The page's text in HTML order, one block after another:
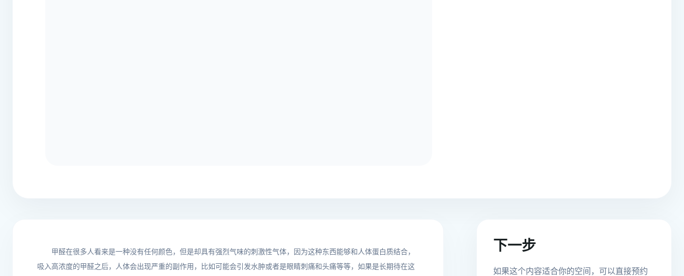
甲醛在很多人看来是一种没有任何颜色，但是却具有强烈气味的刺激性气体，因为这种东西能够和人体蛋白质结合，
吸入高浓度的甲醛之后，人体会出现严重的副作用，比如可能会引发水肿或者是眼睛刺痛和头痛等等，如果是长期待在这
下一步
如果这个内容适合你的空间，可以直接预约